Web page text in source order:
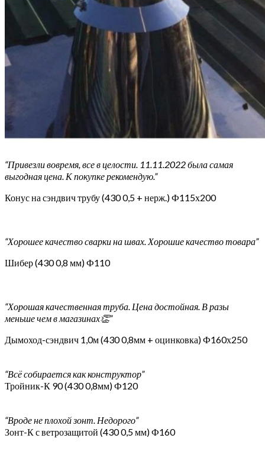
“Привезли вовремя, все в целости. 11.11.2022 была самая
выгодная цена. К покупке рекомендую.”
Конус на сэндвич трубу (430 0,5 + нерж.) Ф115х200
“Хорошее качество сварки на швах. Хорошие качество товара”
Шибер (430 0,8 мм) Ф110
“Хорошая качественная труба. Цена достойная. В разы
меньше чем в магазинах👏”
Дымоход-сэндвич 1,0м (430 0,8мм + оцинковка) Ф160х250
“Всё собирается как конструктор”
Тройник-К 90 (430 0,8мм) Ф120
“Вроде не плохой зонт. Недорого”
Зонт-К с ветрозащитой (430 0,5 мм) Ф160